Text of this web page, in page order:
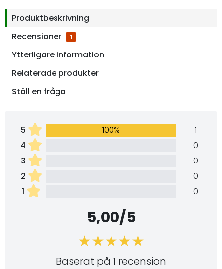
Produktbeskrivning
Recensioner
1
Ytterligare information
Relaterade produkter
Ställ en fråga
5 100%
1
4
0
3
0
2
0
1
0
5,00/5
Baserat på 1 recension